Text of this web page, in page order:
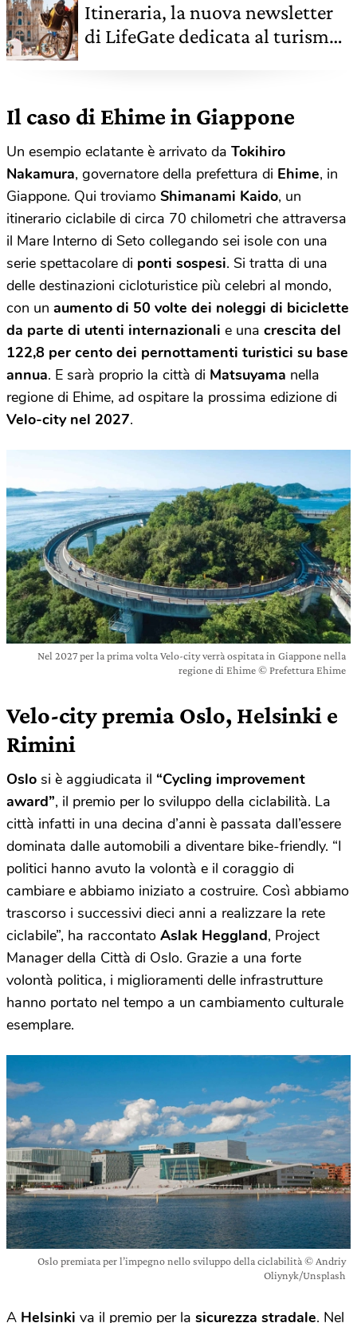
Itineraria, la nuova newsletter
di LifeGate dedicata al turismo
Il caso di Ehime in Giappone
Un esempio eclatante è arrivato da Tokihiro
Nakamura, governatore della prefettura di Ehime, in
Giappone. Qui troviamo Shimanami Kaido, un
itinerario ciclabile di circa 70 chilometri che attraversa
il Mare Interno di Seto collegando sei isole con una
serie spettacolare di ponti sospesi. Si tratta di una
delle destinazioni cicloturistice più celebri al mondo,
con un aumento di 50 volte dei noleggi di biciclette
da parte di utenti internazionali e una crescita del
122,8 per cento dei pernottamenti turistici su base
annua. E sarà proprio la città di Matsuyama nella
regione di Ehime, ad ospitare la prossima edizione di
Velo-city nel 2027.
Nel 2027 per la prima volta Velo-city verrà ospitata in Giappone nella
regione di Ehime © Prefettura Ehime
Velo-city premia Oslo, Helsinki e
Rimini
Oslo si è aggiudicata il “Cycling improvement
award”, il premio per lo sviluppo della ciclabilità. La
città infatti in una decina d’anni è passata dall’essere
dominata dalle automobili a diventare bike-friendly. “I
politici hanno avuto la volontà e il coraggio di
cambiare e abbiamo iniziato a costruire. Così abbiamo
trascorso i successivi dieci anni a realizzare la rete
ciclabile”, ha raccontato Aslak Heggland, Project
Manager della Città di Oslo. Grazie a una forte
volontà politica, i miglioramenti delle infrastrutture
hanno portato nel tempo a un cambiamento culturale
esemplare.
Oslo premiata per l’impegno nello sviluppo della ciclabilità © Andriy
Oliynyk/Unsplash
A Helsinki va il premio per la sicurezza stradale. Nel